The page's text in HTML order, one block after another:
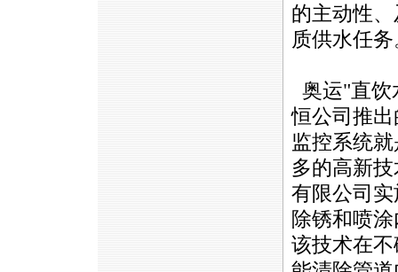
的主动性
质供水任务
奥运"直饮
恒公司推出
监控系统
多的高新
有限公司
除锈和喷
该技术在